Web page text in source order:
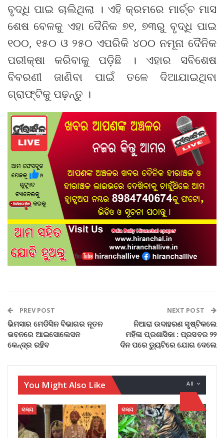
ବୃଦ୍ଧି ପାଇ ଚାଲିଥିଲା । ଏହି କ୍ରମରେ ମାର୍ଚ୍ଚ ମାସ
ଶେଷ ବେଳକୁ ଏହା ଦୈନିକ ୭୧, ୭୩ରୁ ବୃଦ୍ଧି ପାଇ
୧୦୦, ୧୫୦ ଓ ୨୫୦ ଏପରିକି ୪୦୦ ନମୂନା ଦୈନିକ
ପରୀକ୍ଷା କରିବାକୁ ପଡ଼ିଛି । ଏହାର ସବିଶେଷ
ବିବରଣୀ ଜାଣିବା ପାଇଁ ତଳେ ଦିଆଯାଇଥିବା
ଗ୍ରାଫ୍‌ଟିକୁ ପଢ଼ନ୍ତୁ ।
PREV POST
ଭିମସାର ମେଡିସିନ ବିଭାଗର ନୂତନ
ଭବନରେ ଆଇସୋଲେସନ
କେନ୍ଦ୍ର ରହିବ
NEXT POST
ନିଆରା ଉଦାହରଣ ସୃଷ୍ଟିକଲେ
ମହିଳା ପ୍ରଶାସିକା : ପ୍ରସବର ୨୨
ଦିନ ପରେ ଡ୍ୟୁଟିରେ ଯୋଗ ଦେଲେ
All
You Might Also Like
ରାଜ୍ୟ ରାଜ୍ୟ